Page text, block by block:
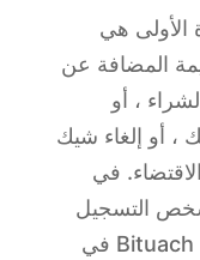
الأولى هي
المضافة عن
، أو
، أو إلغاء شيك
في
التسجيل
في Bituach Leumi (مؤسسة التأمين الوطني